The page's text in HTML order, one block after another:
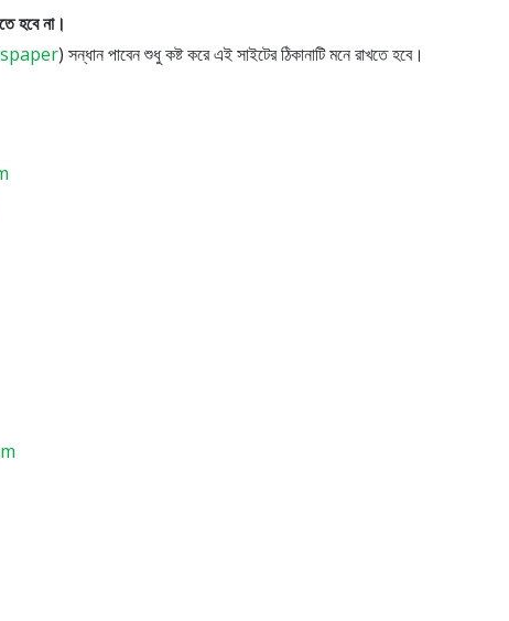
হবে না।
) সন্ধান পাবেন শুধু কষ্ট করে এই সাইটের ঠিকানাটি মনে রাখতে হবে।